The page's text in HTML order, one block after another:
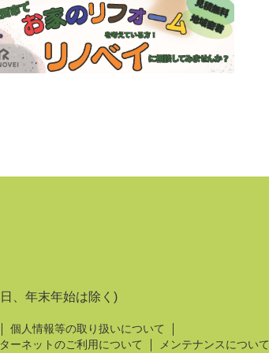
、年末年始は除く)
個人情報等の取り扱いについて
ーネットのご利用について メンテナンスについて